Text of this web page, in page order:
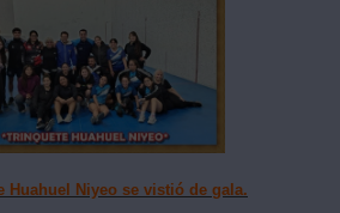
Huahuel Niyeo se vistió de gala.